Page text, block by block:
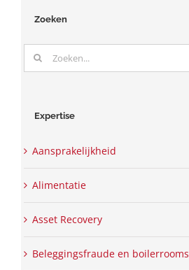
Zoeken
Zoeken
naar:
Expertise
Aansprakelijkheid
Alimentatie
Asset Recovery
Beleggingsfraude en boilerrooms